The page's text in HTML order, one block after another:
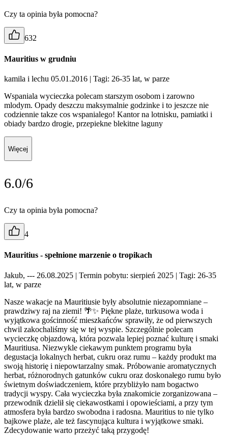
Czy ta opinia była pomocna?
632
Mauritius w grudniu
kamila i lechu 05.01.2016
| Tagi: 26-35 lat, w parze
Wspaniala wycieczka polecam starszym osobom i zarowno
mlodym. Opady deszczu maksymalnie godzinke i to jeszcze nie
codziennie takze cos wspanialego! Kantor na lotnisku, pamiatki i
obiady bardzo drogie, przepiekne blekitne laguny
Więcej
6.0/6
Czy ta opinia była pomocna?
4
Mauritius - spełnione marzenie o tropikach
Jakub, --- 26.08.2025 | Termin pobytu: sierpień 2025 | Tagi: 26-35
lat, w parze
Nasze wakacje na Mauritiusie były absolutnie niezapomniane –
prawdziwy raj na ziemi! 🌴✨ Piękne plaże, turkusowa woda i
wyjątkowa gościnność mieszkańców sprawiły, że od pierwszych
chwil zakochaliśmy się w tej wyspie. Szczególnie polecam
wycieczkę objazdową, która pozwala lepiej poznać kulturę i smaki
Mauritiusa. Niezwykle ciekawym punktem programu była
degustacja lokalnych herbat, cukru oraz rumu – każdy produkt ma
swoją historię i niepowtarzalny smak. Próbowanie aromatycznych
herbat, różnorodnych gatunków cukru oraz doskonałego rumu było
świetnym doświadczeniem, które przybliżyło nam bogactwo
tradycji wyspy. Cała wycieczka była znakomicie zorganizowana –
przewodnik dzielił się ciekawostkami i opowieściami, a przy tym
atmosfera była bardzo swobodna i radosna. Mauritius to nie tylko
bajkowe plaże, ale też fascynująca kultura i wyjątkowe smaki.
Zdecydowanie warto przeżyć taką przygodę!